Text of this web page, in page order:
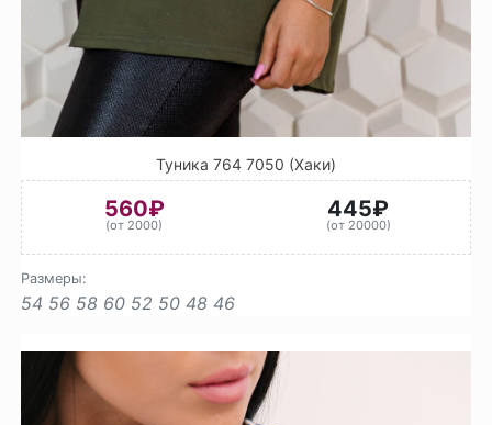
Туника 764 7050 (Хаки)
560₽
(от 2000)
445₽
(от 20000)
Размеры:
54 56 58 60 52 50 48 46